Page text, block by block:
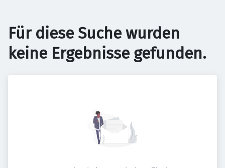
Für diese Suche wurden
keine Ergebnisse gefunden.